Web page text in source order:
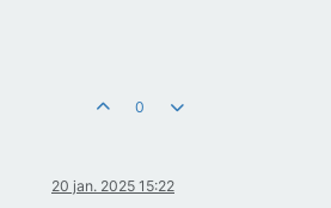
0
20 jan. 2025 15:22